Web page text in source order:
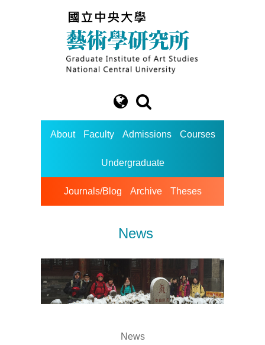
About Faculty Admissions Courses
Undergraduate
Journals/Blog Archive Theses
News
News